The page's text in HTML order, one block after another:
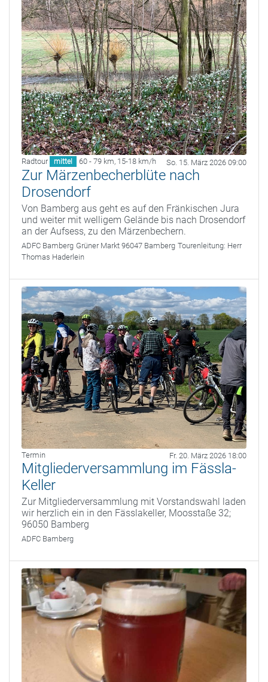
Radtour mittel 60 - 79 km, 15-18 km/h So. 15. März 2026 09:00
Zur Märzenbecherblüte nach
Drosendorf
Von Bamberg aus geht es auf den Fränkischen Jura
und weiter mit welligem Gelände bis nach Drosendorf
an der Aufsess, zu den Märzenbechern.
ADFC Bamberg Grüner Markt 96047 Bamberg Tourenleitung: Herr
Thomas Haderlein
Termin Fr. 20. März 2026 18:00
Mitgliederversammlung im Fässla-
Keller
Zur Mitgliederversammlung mit Vorstandswahl laden
wir herzlich ein in den Fässlakeller, Moosstaße 32;
96050 Bamberg
ADFC Bamberg